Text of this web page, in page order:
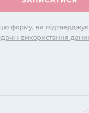
форму, ви
і використання